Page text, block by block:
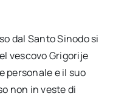
dal Santo Sinodo si
vescovo Grigorije
personale e il suo
non in veste di